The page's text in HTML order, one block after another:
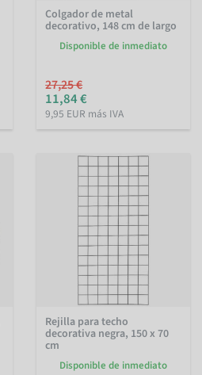
Colgador de metal
decorativo, 148 cm de largo
Disponible de inmediato
27,25 €
11,84 €
9,95 EUR más IVA
Rejilla para techo
decorativa negra, 150 x 70
cm
Disponible de inmediato